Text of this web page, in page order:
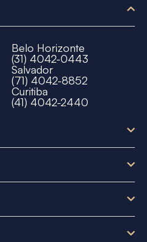
Belo Horizonte
(31) 4042-0443
Salvador
(71) 4042-8852
Curitiba
(41) 4042-2440